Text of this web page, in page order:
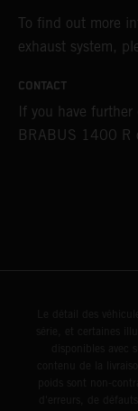
To find out more
exhaust system,
CONTACT
If you have
BRABUS 1400 R